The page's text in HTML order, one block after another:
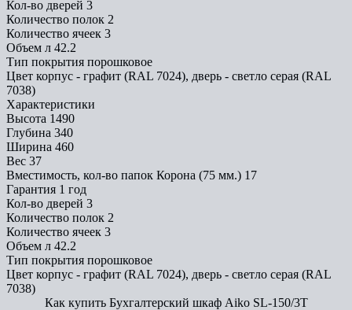
Кол-во дверей 3
Количество полок 2
Количество ячеек 3
Объем л 42.2
Тип покрытия порошковое
Цвет корпус - графит (RAL 7024), дверь - светло серая (RAL
7038)
Характеристики
Высота 1490
Глубина 340
Ширина 460
Вес 37
Вместимость, кол-во папок Корона (75 мм.) 17
Гарантия 1 год
Кол-во дверей 3
Количество полок 2
Количество ячеек 3
Объем л 42.2
Тип покрытия порошковое
Цвет корпус - графит (RAL 7024), дверь - светло серая (RAL
7038)
Как купить Бухгалтерский шкаф Aiko SL-150/3T